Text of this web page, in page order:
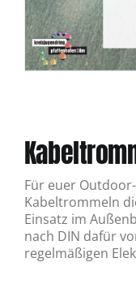
Für euer
Kabeltrommeln
Einsatz im
nach DIN dafür
regelmäßigen